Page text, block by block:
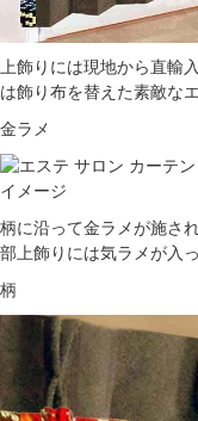
上飾りには現地から直輸
は飾り布を替えた素敵な
金ラメ
柄に沿って金ラメが施さ
部上飾りには気ラメが入
柄